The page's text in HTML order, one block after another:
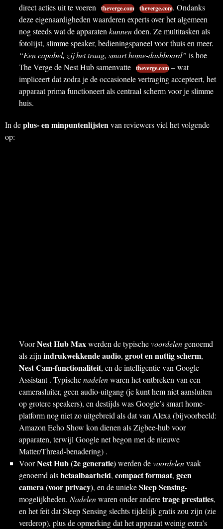
direct acties uit te voeren theverge.com theverge.com. Ondanks
deze eigenaardigheden waarderen experts over het algemeen
nog steeds wat de apparatenkunnendoen. Ze multitasken als
fotolijst, slimme speaker, bedieningspaneel voor thuis en meer.
“Een capabel, zij het traag, smart home-dashboard” is hoe
The Verge de Nest Hub samenvatte theverge.com – wat
impliceert dat zodra je de occasionele vertraging accepteert, het
apparaat prima functioneert als centraal scherm voor je slimme
huis.
In deplus- en minpuntenlijstenvan reviewers viel het volgende
op:
VoorNest Hub Maxwerden de typischevoordelen genoemd
als zijnindrukwekkende audio, groot en nuttig scherm,
Nest Cam-functionaliteit, en de intelligentie van Google
Assistant . Typischenadelenwaren het ontbreken van een
camerasluiter, geen audio-uitgang (je kunt hem niet aansluiten
op grotere speakers), en destijds was Google’s smart home-
platform nog niet zo uitgebreid als dat van Alexa (bijvoorbeeld:
Amazon Echo Show kon dienen als Zigbee-hub voor
apparaten, terwijl Google net begon met de nieuwe
Matter/Thread-benadering) .
VoorNest Hub (2e generatie)werden devoordelenvaak
genoemd alsbetaalbaarheid, compact formaat, geen
camera (voor privacy), en de uniekeSleep Sensing-
mogelijkheden.Nadelenwaren onder anderetrage prestaties,
en het feit dat Sleep Sensing slechts tijdelijk gratis zou zijn (zie
verderop), plus de opmerking dat het apparaat weinig extra’s